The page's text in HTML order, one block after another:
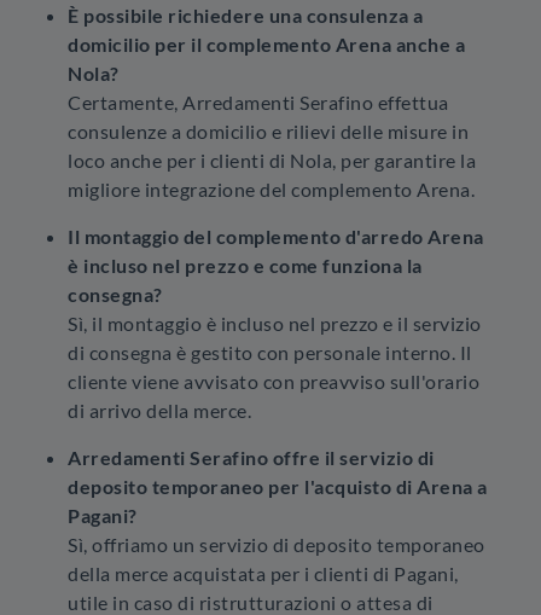
È possibile richiedere una consulenza a
domicilio per il complemento Arena anche a
Nola?
Certamente, Arredamenti Serafino effettua
consulenze a domicilio e rilievi delle misure in
loco anche per i clienti di Nola, per garantire la
migliore integrazione del complemento Arena.
Il montaggio del complemento d'arredo Arena
è incluso nel prezzo e come funziona la
consegna?
Sì, il montaggio è incluso nel prezzo e il servizio
di consegna è gestito con personale interno. Il
cliente viene avvisato con preavviso sull'orario
di arrivo della merce.
Arredamenti Serafino offre il servizio di
deposito temporaneo per l'acquisto di Arena a
Pagani?
Sì, offriamo un servizio di deposito temporaneo
della merce acquistata per i clienti di Pagani,
utile in caso di ristrutturazioni o attesa di